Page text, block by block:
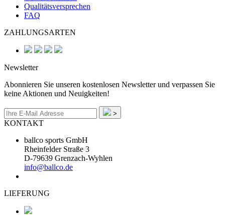
Qualitätsversprechen
FAQ
ZAHLUNGSARTEN
Newsletter
Abonnieren Sie unseren kostenlosen Newsletter und verpassen Sie
keine Aktionen und Neuigkeiten!
>
KONTAKT
ballco sports GmbH
Rheinfelder Straße 3
D-79639 Grenzach-Wyhlen
info@ballco.de
LIEFERUNG